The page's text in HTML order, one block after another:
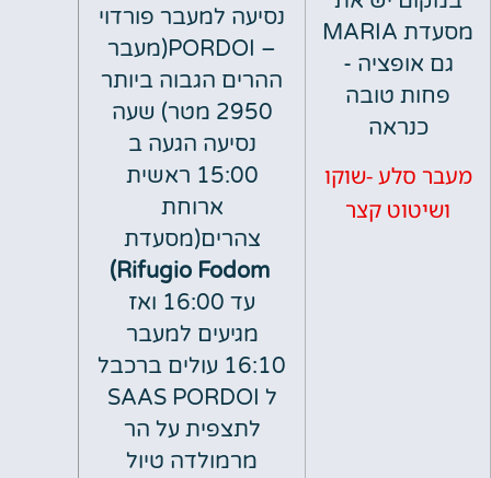
מסעדת MARIA
-
טובה
-שוקו
קצר
נסיעה למעבר פורדוי
– PORDOI(מעבר
ההרים הגבוה ביותר
2950 מטר) שעה
נסיעה הגעה ב
15:00 ראשית
צהרים(מסעדת
Rifugio Fodom
)
עד 16:00 ואז
מגיעים למעבר
16:10 עולים ברכבל
ל SAAS PORDOI
לתצפית על הר
מרמולדה טיול